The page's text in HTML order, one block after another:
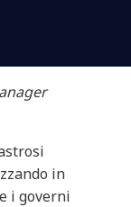
in
i governi